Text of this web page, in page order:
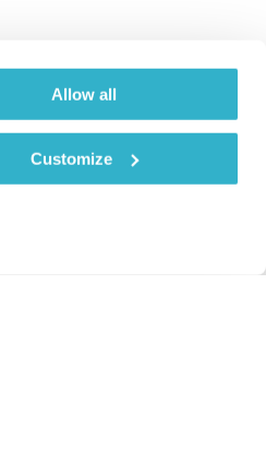
Allow all
Customize